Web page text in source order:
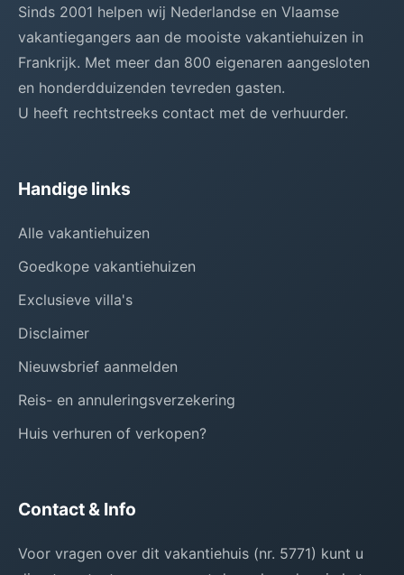
Sinds 2001 helpen wij Nederlandse en Vlaamse
vakantiegangers aan de mooiste vakantiehuizen in
Frankrijk. Met meer dan 800 eigenaren aangesloten
en honderdduizenden tevreden gasten.
U heeft rechtstreeks contact met de verhuurder.
Handige links
Alle vakantiehuizen
Goedkope vakantiehuizen
Exclusieve villa's
Disclaimer
Nieuwsbrief aanmelden
Reis- en annuleringsverzekering
Huis verhuren of verkopen?
Contact & Info
Voor vragen over dit vakantiehuis (nr. 5771) kunt u